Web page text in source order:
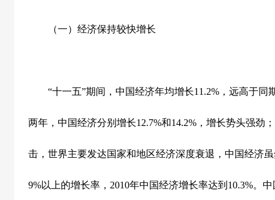
（一）经济保持较快增长
“十一五”期间，中国经济年均增长11.2% ，远高于同
两年，中国经济分别增长12.7%和14.2% ，增长势头强劲；
击，世界主要发达国家和地区经济深度衰退，中国经济
9%以上的增长率， 2010年中国经济增长率达到 10.3%。